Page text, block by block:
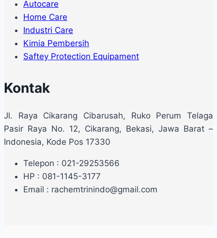
Autocare
Home Care
Industri Care
Kimia Pembersih
Saftey Protection Equipament
Kontak
Jl. Raya Cikarang Cibarusah, Ruko Perum Telaga
Pasir Raya No. 12, Cikarang, Bekasi, Jawa Barat –
Indonesia, Kode Pos 17330
Telepon : 021-29253566
HP : 081-1145-3177
Email : rachemtrinindo@gmail.com